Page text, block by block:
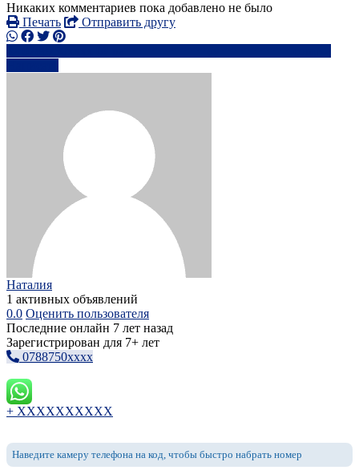
Никаких комментариев пока добавлено не было
Печать
Отправить другу
Наталия
1 активных объявлений
0.0 Оценить пользователя
Последние онлайн 7 лет назад
Зарегистрирован для 7+ лет
0788750xxxx
+ XXXXXXXXXX
Наведите камеру телефона на код, чтобы быстро набрать номер